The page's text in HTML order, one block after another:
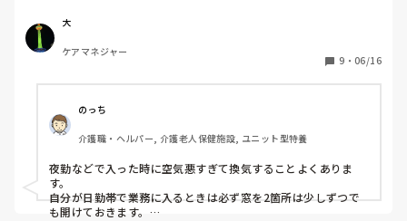
大
ケアマネジャー
9 ・ 06/16
のっち
介護職・ヘルパー, 介護老人保健施設, ユニット型特養
夜勤などで入った時に空気悪すぎて換気することよくありま
す。
自分が日勤帯で業務に入るときは必ず窓を2箇所は少しずつで
も開けておきます。